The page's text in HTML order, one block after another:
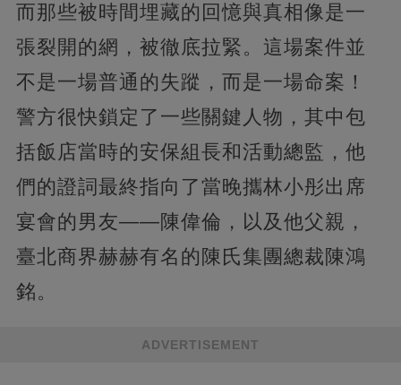
而那些被時間埋藏的回憶與真相像是一
張裂開的網，被徹底拉緊。這場案件並
不是一場普通的失蹤，而是一場命案！
警方很快鎖定了一些關鍵人物，其中包
括飯店當時的安保組長和活動總監，他
們的證詞最終指向了當晚攜林小彤出席
宴會的男友——陳偉倫，以及他父親，
臺北商界赫赫有名的陳氏集團總裁陳鴻
銘。
ADVERTISEMENT